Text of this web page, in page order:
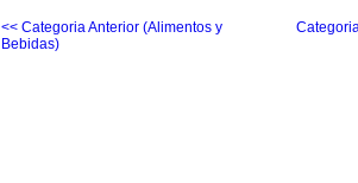
<< Categoria Anterior (Alimentos y
Bebidas)